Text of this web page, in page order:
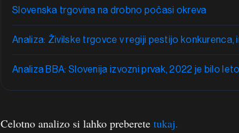
Slovenska trgovina na drobno počasi okreva
Analiza: Živilske trgovce v regiji pestijo konkurenca,
Analiza BBA: Slovenija izvozni prvak, 2022 je bilo
Celotno analizo si lahko preberete tukaj.